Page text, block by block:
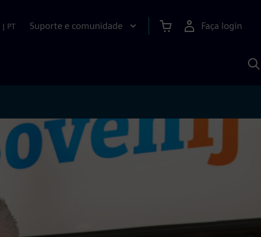
| PT Suporte e comunidade Faça login